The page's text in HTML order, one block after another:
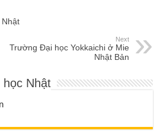
Next
Trường Đại học Yokkaichi ở Mie
Nhật Bản
Nhật